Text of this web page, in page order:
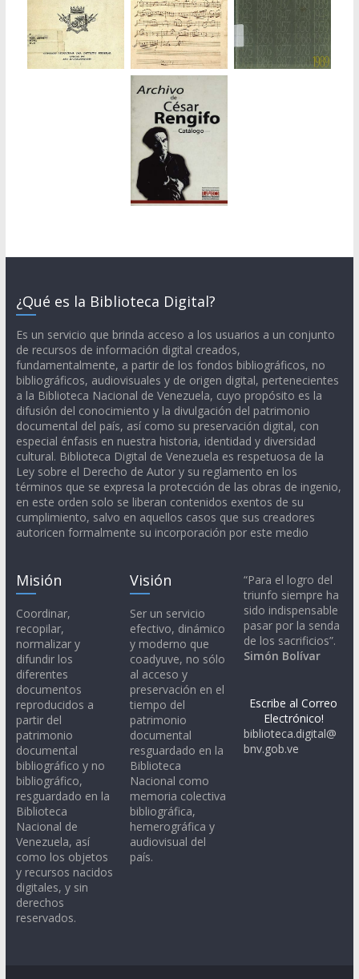
¿Qué es la Biblioteca Digital?
Es un servicio que brinda acceso a los usuarios a un conjunto
de recursos de información digital creados,
fundamentalmente, a partir de los fondos bibliográficos, no
bibliográficos, audiovisuales y de origen digital, pertenecientes
a la Biblioteca Nacional de Venezuela, cuyo propósito es la
difusión del conocimiento y la divulgación del patrimonio
documental del país, así como su preservación digital, con
especial énfasis en nuestra historia, identidad y diversidad
cultural. Biblioteca Digital de Venezuela es respetuosa de la
Ley sobre el Derecho de Autor y su reglamento en los
términos que se expresa la protección de las obras de ingenio,
en este orden solo se liberan contenidos exentos de su
cumplimiento, salvo en aquellos casos que sus creadores
autoricen formalmente su incorporación por este medio
Misión
Coordinar,
recopilar,
normalizar y
difundir los
diferentes
documentos
reproducidos a
partir del
patrimonio
documental
bibliográfico y no
bibliográfico,
resguardado en la
Biblioteca
Nacional de
Venezuela, así
como los objetos
y recursos nacidos
digitales, y sin
derechos
reservados.
Visión
Ser un servicio
efectivo, dinámico
y moderno que
coadyuve, no sólo
al acceso y
preservación en el
tiempo del
patrimonio
documental
resguardado en la
Biblioteca
Nacional como
memoria colectiva
bibliográfica,
hemerográfica y
audiovisual del
país.
“Para el logro del
triunfo siempre ha
sido indispensable
pasar por la senda
de los sacrificios”.
Simón Bolívar
Escribe al Correo
Electrónico!
biblioteca.digital@
bnv.gob.ve